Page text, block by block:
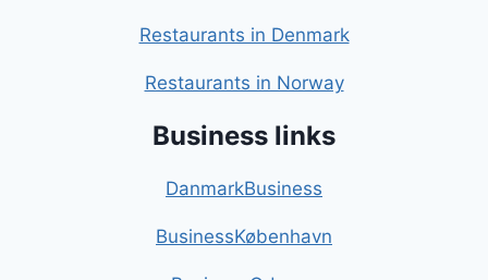
Restaurants in Denmark
Restaurants in Norway
Business links
DanmarkBusiness
BusinessKøbenhavn